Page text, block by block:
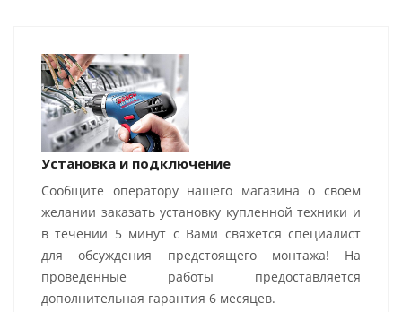
Установка и подключение
Сообщите оператору нашего магазина о своем
желании заказать установку купленной техники и
в течении 5 минут с Вами свяжется специалист
для обсуждения предстоящего монтажа! На
проведенные работы предоставляется
дополнительная гарантия 6 месяцев.